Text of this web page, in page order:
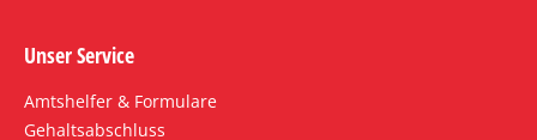
Unser Service
Amtshelfer & Formulare
Gehaltsabschluss